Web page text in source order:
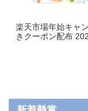
楽天市場年始キャ
きクーポン配布